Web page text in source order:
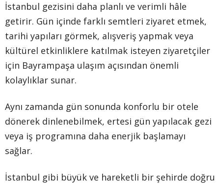
İstanbul gezisini daha planlı ve verimli hâle
getirir. Gün içinde farklı semtleri ziyaret etmek,
tarihi yapıları görmek, alışveriş yapmak veya
kültürel etkinliklere katılmak isteyen ziyaretçiler
için Bayrampaşa ulaşım açısından önemli
kolaylıklar sunar.
Aynı zamanda gün sonunda konforlu bir otele
dönerek dinlenebilmek, ertesi gün yapılacak gezi
veya iş programına daha enerjik başlamayı
sağlar.
İstanbul gibi büyük ve hareketli bir şehirde doğru